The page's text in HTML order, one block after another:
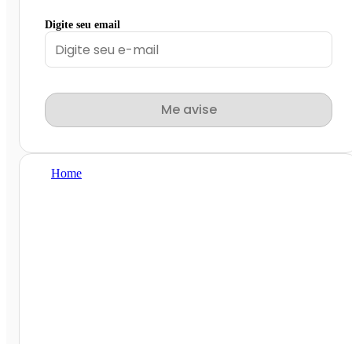
Digite seu email
Me avise
Home